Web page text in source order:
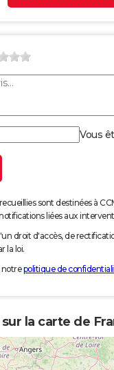
Vous
sont destinées à
liées aux
droit d'accès, de
la loi.
notrepolitique de
la carte de